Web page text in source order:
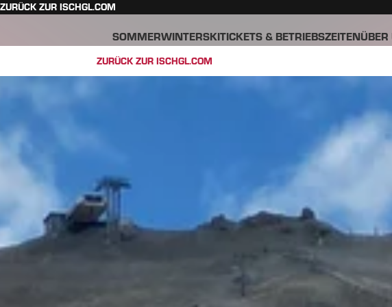
ZURÜCK ZUR ISCHGL.COM
SOMMERWINTERSKITICKETS & BETRIEBSZEITEN
ZURÜCK ZUR ISCHGL.COM